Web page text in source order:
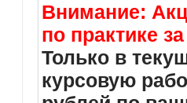
Внимание:
по практике
Только в
курсовую